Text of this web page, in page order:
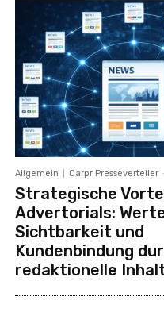
Allgemein Carpr Presseverteiler -
Strategische
Advertorials:
Sichtbarkeit und
Kundenbindung
redaktionelle